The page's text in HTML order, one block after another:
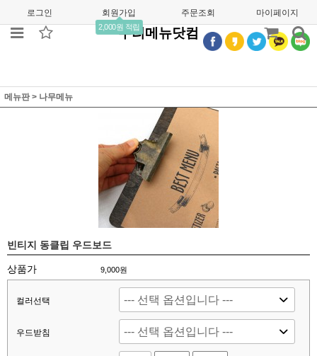
로그인 회원가입
2,000원 적립
주문조회 마이페이지
우리메뉴닷컴
메뉴판 > 나무메뉴
빈티지 동클립 우드보드
상품가 9,000원
컬러선택
우드받침